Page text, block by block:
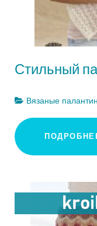
Стильный
Вязаные